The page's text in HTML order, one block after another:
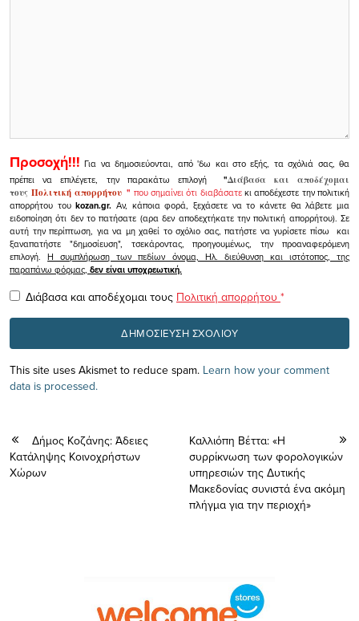
Προσοχή!!! Για να δημοσιεύονται, από 'δω και στο εξής, τα σχόλιά σας, θα
πρέπει να επιλέγετε, την παρακάτω επιλογή
"Διάβασα και αποδέχομαι
τουςΠολιτική απορρήτου" που σημαίνει ότι διαβάσατεκι αποδέχεστε την πολιτική
απορρήτου τουkozan.gr. Αν, κάποια φορά, ξεχάσετε να το κάνετε θα λάβετε μια
ειδοποίηση ότι δεν το πατήσατε (αρα δεν αποδεχτήκατε την πολιτική απορρήτου). Σε
αυτή την περίπτωση, για να μη χαθεί το σχόλιο σας, πατήστε να γυρίσετε πίσω και
ξαναπατήστε "δημοσίευση", τσεκάροντας, προηγουμένως, την προαναφερόμενη
επιλογή.Η συμπλήρωση των πεδίων όνομα, Ηλ. διεύθυνση και ιστότοπος, της
παραπάνω φόρμας, δεν είναι υποχρεωτική.
Διάβασα και αποδέχομαι τους Πολιτική απορρήτου *
This site uses Akismet to reduce spam. Learn how your comment
data is processed.
Δήμος Κοζάνης: Άδειες
Κατάληψης Κοινοχρήστων
Χώρων
Καλλιόπη Βέττα: «Η
συρρίκνωση των φορολογικών
υπηρεσιών της Δυτικής
Μακεδονίας συνιστά ένα ακόμη
πλήγμα για την περιοχή»